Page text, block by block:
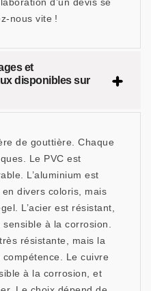
d’un devis se
nous vite !
et
disponibles sur
de gouttière. Chaque
Le PVC est
L’aluminium est
divers coloris, mais
L’acier est résistant,
à la corrosion.
résistante, mais la
Le cuivre
à la corrosion, et